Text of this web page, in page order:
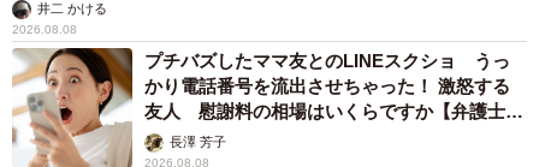
井二 かける
2026.08.08
プチバズしたママ友とのLINEスクショ うっ
かり電話番号を流出させちゃった！ 激怒する
友人 慰謝料の相場はいくらですか【弁護士が
解説】長澤 芳子
2026.08.08